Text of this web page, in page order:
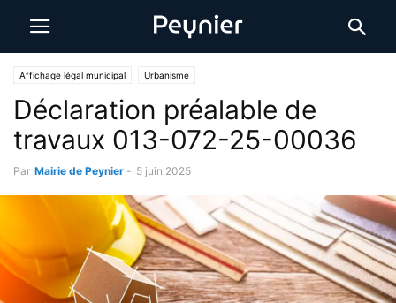
Affichage légal municipal Urbanisme
Déclaration préalable de
travaux 013-072-25-00036
Par Mairie de Peynier - 5 juin 2025